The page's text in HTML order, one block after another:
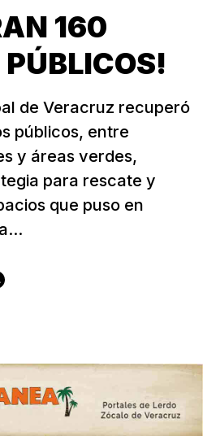
160
de Veracruz recuperó
públicos, entre
y áreas verdes,
para rescate y
que puso en